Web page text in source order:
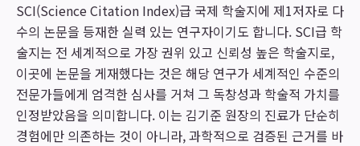
SCI(Science Citation Index)급 국제 학술지에 제1저자로 다
수의 논문을 등재한 실력 있는 연구자이기도 합니다. SCI급 학
술지는 전 세계적으로 가장 권위 있고 신뢰성 높은 학술지로,
이곳에 논문을 게재했다는 것은 해당 연구가 세계적인 수준의
전문가들에게 엄격한 심사를 거쳐 그 독창성과 학술적 가치를
인정받았음을 의미합니다. 이는 김기준 원장의 진료가 단순히
경험에만 의존하는 것이 아니라, 과학적으로 검증된 근거를 바